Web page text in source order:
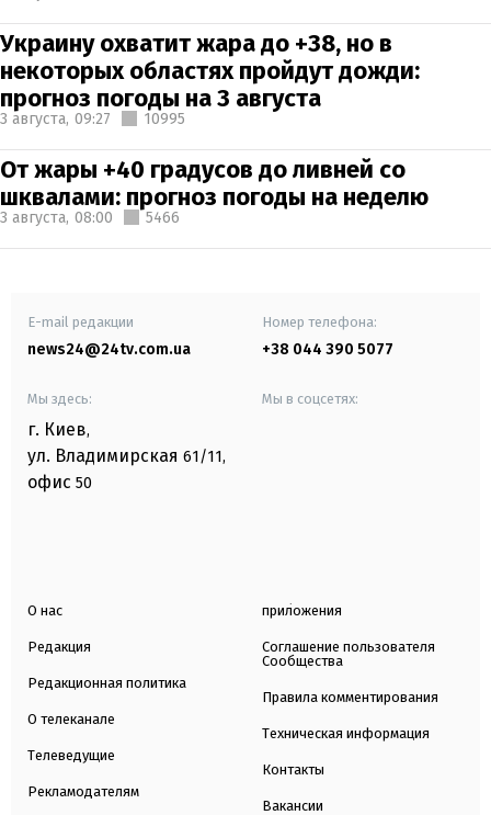
Украину охватит жара до +38, но в
некоторых областях пройдут дожди:
прогноз погоды на 3 августа
3 августа, 09:27 10995
От жары +40 градусов до ливней со
шквалами: прогноз погоды на неделю
3 августа, 08:00 5466
E-mail редакции
news24@24tv.com.ua
Номер телефона:
+38 044 390 5077
Мы здесь:
г. Киев,
ул. Владимирская 61/11,
офис 50
Мы в соцсетях:
О нас
Редакция
Редакционная политика
О телеканале
Телеведущие
Рекламодателям
приложения
Соглашение пользователя
Сообщества
Правила комментирования
Техническая информация
Контакты
Вакансии